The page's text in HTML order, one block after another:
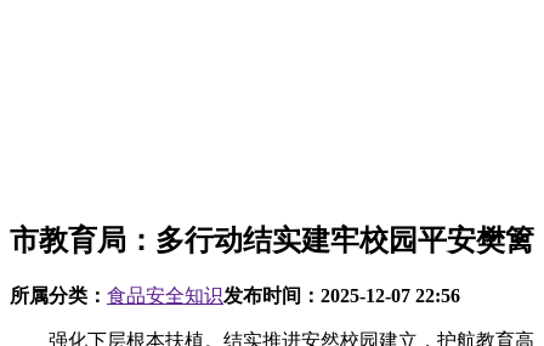
市教育局：多行动结实建牢校园平安樊篱
所属分类： 食品安全知识发布时间： 2025-12-07 22:56
强化下层根本扶植。结实推进安然校园建立，护航教育高